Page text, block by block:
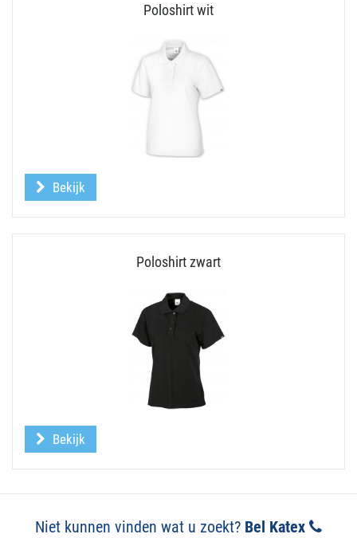
Poloshirt wit
Bekijk
Poloshirt zwart
Bekijk
Niet kunnen vinden wat u zoekt? Bel Katex